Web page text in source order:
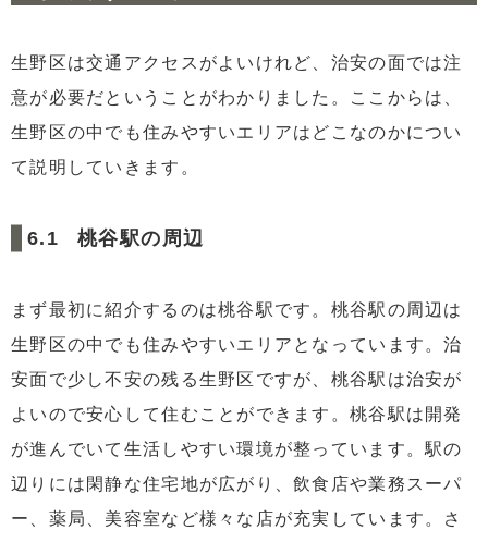
生野区は交通アクセスがよいけれど、治安の面では注
意が必要だということがわかりました。ここからは、
生野区の中でも住みやすいエリアはどこなのかについ
て説明していきます。
桃谷駅の周辺
まず最初に紹介するのは桃谷駅です。桃谷駅の周辺は
生野区の中でも住みやすいエリアとなっています。治
安面で少し不安の残る生野区ですが、桃谷駅は治安が
よいので安心して住むことができます。桃谷駅は開発
が進んでいて生活しやすい環境が整っています。駅の
辺りには閑静な住宅地が広がり、飲食店や業務スーパ
ー、薬局、美容室など様々な店が充実しています。さ